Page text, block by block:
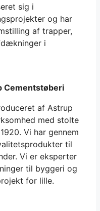
sig i
og har
af trapper,
i
Cementstøberi
af Astrup
med stolte
Vi har gennem
til
Vi er eksperter
til byggeri og
for lille.